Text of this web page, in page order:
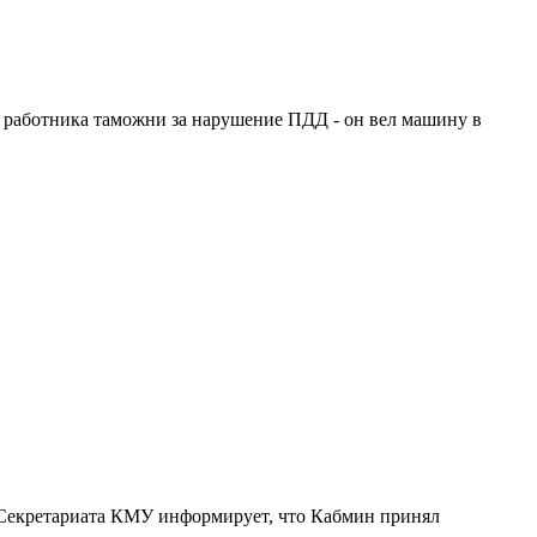
таможни за нарушение ПДД - он вел машину в
КМУ информирует, что Кабмин принял